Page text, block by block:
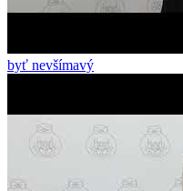
byť nevšímavý